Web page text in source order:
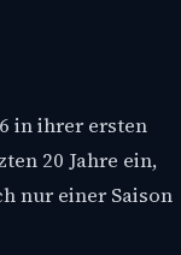
in ihrer ersten
20 Jahre ein,
nur einer Saison